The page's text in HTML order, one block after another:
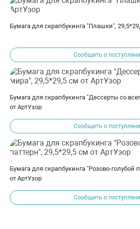
Бумага для скрапбукинга "Плашки",
Сообщить о
Бумага для скрапбукинга "Дессерты со
от АртУзор
Сообщить о
Бумага для скрапбукинга "Розово-голубой
от АртУзор
Сообщить о